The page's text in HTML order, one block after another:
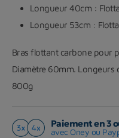
Longueur 40cm :
Longueur 53cm :
Bras flottant carbone pour
Diamètre 60mm. Longeurs
800g
Paiement en 3
avec Oney ou